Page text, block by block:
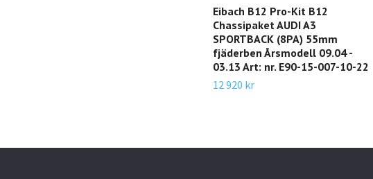
Eibach B12 Pro-Kit B12
Chassipaket AUDI A3
SPORTBACK (8PA) 55mm
fjäderben Årsmodell 09.04 -
03.13 Art: nr. E90-15-007-10-22
12 920 kr